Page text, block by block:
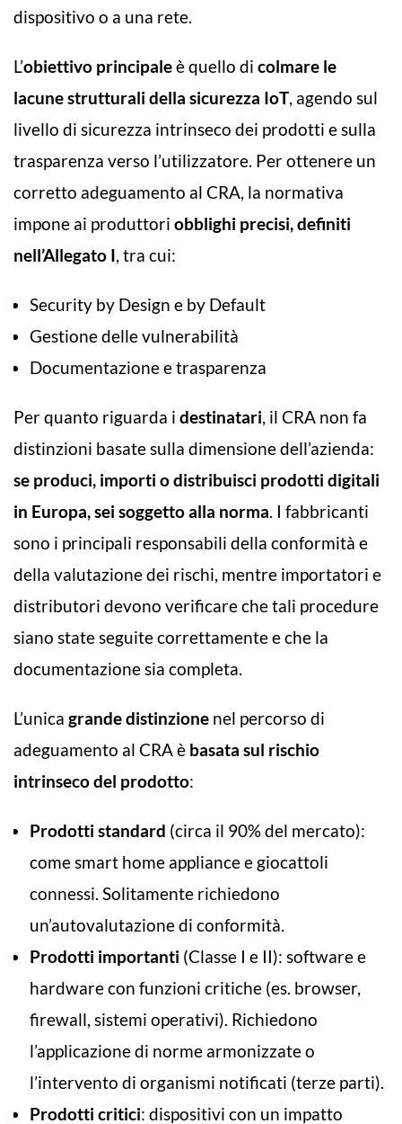
dispositivo o a una rete.
L’obiettivo principaleè quello di colmare le
lacune strutturali della sicurezza IoT, agendo sul
livello di sicurezza intrinseco dei prodotti e sulla
trasparenza verso l’utilizzatore. Per ottenere un
corretto adeguamento al CRA, la normativa
impone ai produttori obblighi precisi, definiti
nell’Allegato I, tra cui:
Security by Design e by Default
Gestione delle vulnerabilità
Documentazione e trasparenza
Per quanto riguarda i destinatari, il CRA non fa
distinzioni basate sulla dimensione dell’azienda:
se produci, importi o distribuisci prodotti digitali
in Europa, sei soggetto alla norma. I fabbricanti
sono i principali responsabili della conformità e
della valutazione dei rischi, mentre importatori e
distributori devono verificare che tali procedure
siano state seguite correttamente e che la
documentazione sia completa.
L’unica grande distinzione nel percorso di
adeguamento al CRA è basata sul rischio
intrinseco del prodotto:
Prodotti standard (circa il 90% del mercato):
come smart home appliance e giocattoli
connessi. Solitamente richiedono
un’autovalutazione di conformità.
Prodotti importanti (Classe I e II): software e
hardware con funzioni critiche (es. browser,
firewall, sistemi operativi). Richiedono
l’applicazione di norme armonizzate o
l’intervento di organismi notificati (terze parti).
Prodotti critici: dispositivi con un impatto